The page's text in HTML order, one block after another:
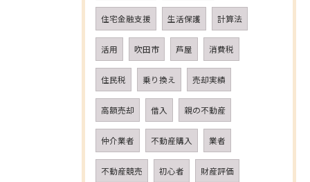
住宅金融支援 生活保護 計算法
活用 吹田市 芦屋 消費税
住民税 乗り換え 売却実績
高額売却 借入 親の不動産
仲介業者 不動産購入 業者
不動産競売 初心者 財産評価